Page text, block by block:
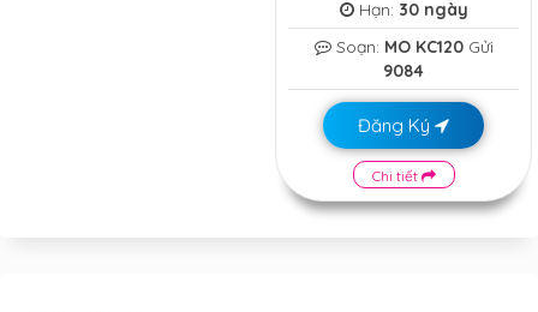
Hạn: 30 ngày
Soạn: MO KC120Gửi
9084
Đăng Ký
Chi tiết